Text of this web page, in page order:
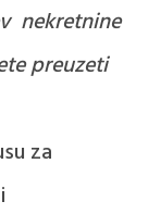
nekretnine
preuzeti
za